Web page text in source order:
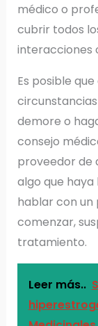
médico o
cubrir todos
interacciones
Es posible
demore o
consejo
proveedor de
algo que
hablar con un
comenzar,
tratamiento.
Leer más..